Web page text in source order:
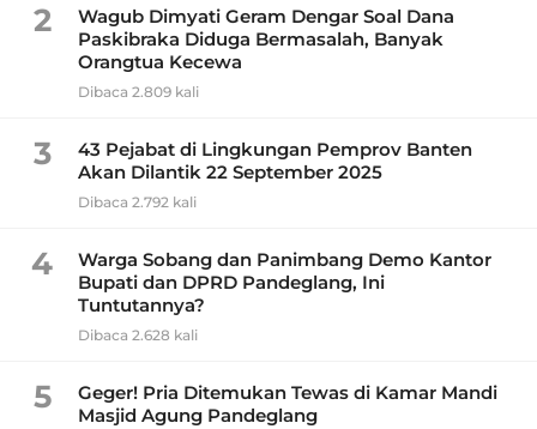
2
Wagub Dimyati Geram Dengar Soal Dana
Paskibraka Diduga Bermasalah, Banyak
Orangtua Kecewa
Dibaca 2.809 kali
3
43 Pejabat di Lingkungan Pemprov Banten
Akan Dilantik 22 September 2025
Dibaca 2.792 kali
4
Warga Sobang dan Panimbang Demo Kantor
Bupati dan DPRD Pandeglang, Ini
Tuntutannya?
Dibaca 2.628 kali
5
Geger! Pria Ditemukan Tewas di Kamar Mandi
Masjid Agung Pandeglang